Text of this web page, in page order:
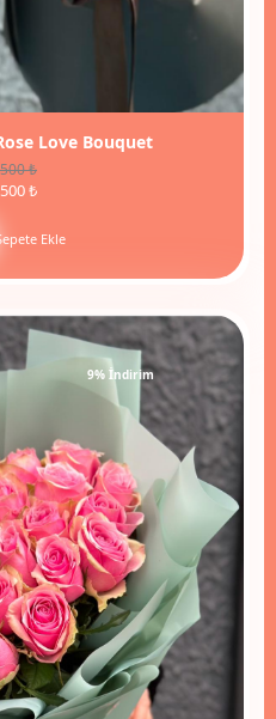
Love Bouquet
₺
₺
Ekle
9% İndirim